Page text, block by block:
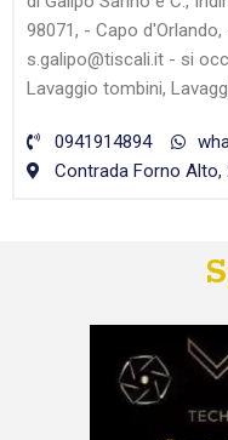
98071, - Capo
s.galipo@tiscali.it - si
Lavaggio tombini,
0941914894
Contrada Forno Alto,